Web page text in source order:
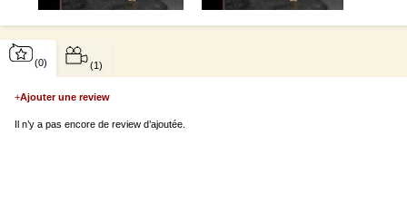
(0)
+Ajouter une review
Il n’y a pas encore de review d’ajoutée.
(1)